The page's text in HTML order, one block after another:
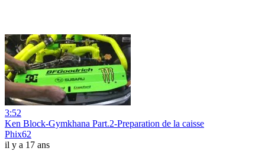
3:52
Ken Block-Gymkhana Part.2-Preparation de la caisse
Phix62
il y a 17 ans